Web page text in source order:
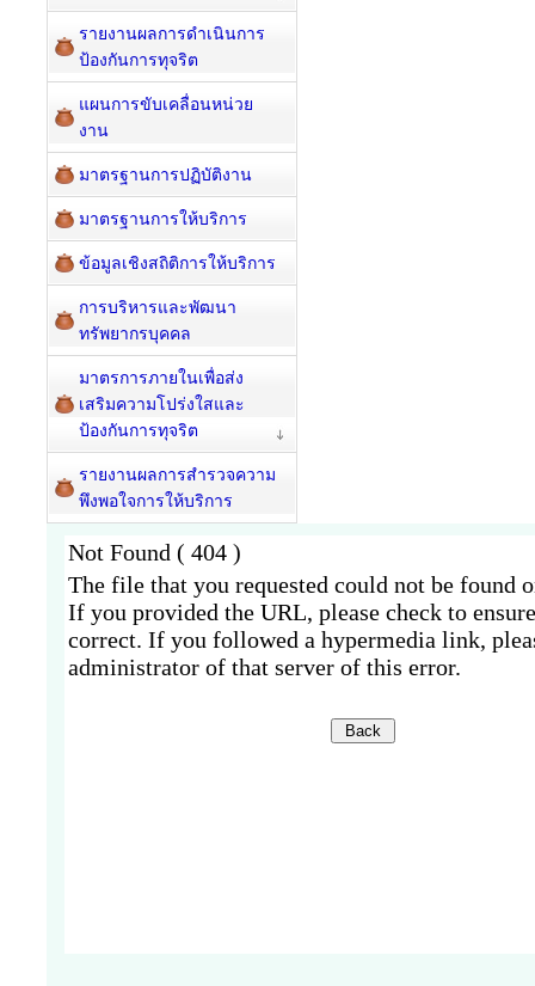
รายงานผลการดำเนินการ
ป้องกันการทุจริต
แผนการขับเคลื่อนหน่วย
งาน
มาตรฐานการปฏิบัติงาน
มาตรฐานการให้บริการ
ข้อมูลเชิงสถิติการให้บริการ
การบริหารและพัฒนา
ทรัพยากรบุคคล
มาตรการภายในเพื่อส่ง
เสริมความโปร่งใสและ
ป้องกันการทุจริต
รายงานผลการสำรวจความ
พึงพอใจการให้บริการ